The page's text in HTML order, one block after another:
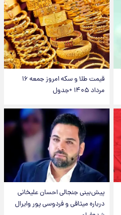
قیمت طلا و سکه امروز جمعه ۱۶
مرداد ۱۴۰۵ +جدول
پیش‌بینی جنجالی احسان علیخانی
درباره میثاقی و فردوسی پور وایرال